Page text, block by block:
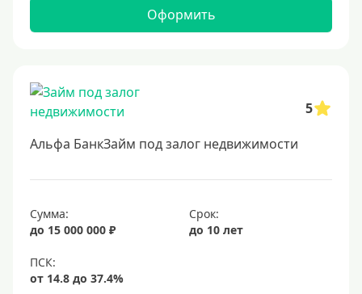
Оформить
5
Альфа БанкЗайм под залог недвижимости
Сумма:
до 15 000 000 ₽
Срок:
до 10 лет